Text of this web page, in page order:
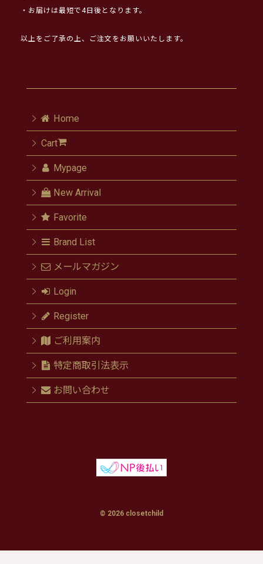
・お届けは最短で4日後となります。
以上をご了承の上、ご注文をお願いいたします。
Home
Cart
Mypage
New Arrival
Favorite
Brand List
メールマガジン
Login
Register
ご利用案内
特定商取引法表示
お問い合わせ
© 2026 closetchild